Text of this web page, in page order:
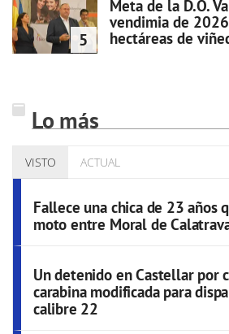
5
Meta de la D.O.
vendimia de
hectáreas de
Lo más
VISTO ACTUAL
Fallece una chica de 23 años
moto entre Moral de
Un detenido en Castellar por
carabina modificada para
calibre 22